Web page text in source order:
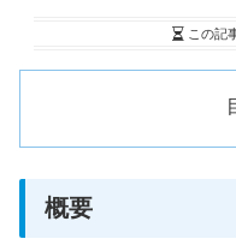
この記
概要